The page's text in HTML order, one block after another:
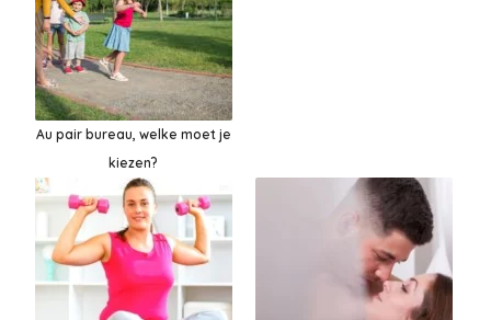
Au pair bureau, welke moet je
kiezen?